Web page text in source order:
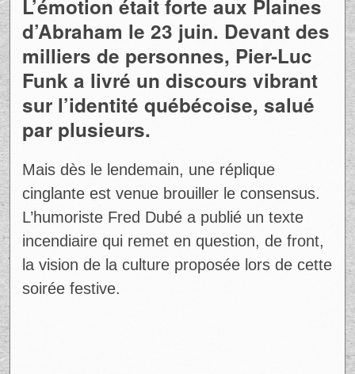
L’émotion était forte aux Plaines
d’Abraham le 23 juin. Devant des
milliers de personnes, Pier-Luc
Funk a livré un discours vibrant
sur l’identité québécoise, salué
par plusieurs.
Mais dès le lendemain, une réplique
cinglante est venue brouiller le consensus.
L’humoriste Fred Dubé a publié un texte
incendiaire qui remet en question, de front,
la vision de la culture proposée lors de cette
soirée festive.